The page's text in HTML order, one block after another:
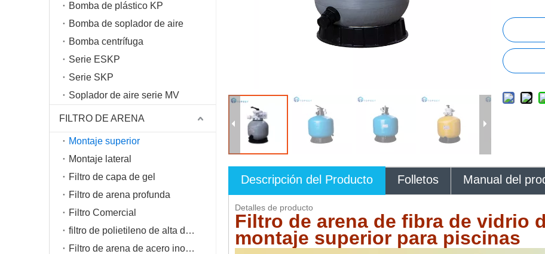
Bomba de plástico KP
Bomba de soplador de aire
Bomba centrífuga
Serie ESKP
Serie SKP
Soplador de aire serie MV
FILTRO DE ARENA
Montaje superior
Montaje lateral
Filtro de capa de gel
Filtro de arena profunda
Filtro Comercial
filtro de polietileno de alta densidad
Filtro de arena de acero inoxidable
Descripción del Producto Folletos Manual del
Detalles de producto
Filtro de arena de fibra de vidrio
montaje superior para piscinas